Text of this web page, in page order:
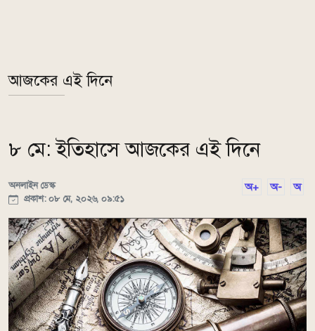
আজকের এই দিনে
৮ মে: ইতিহাসে আজকের এই দিনে
অনলাইন ডেস্ক
প্রকাশ: ০৮ মে, ২০২৬, ০৯:৫১
অ+ অ- অ